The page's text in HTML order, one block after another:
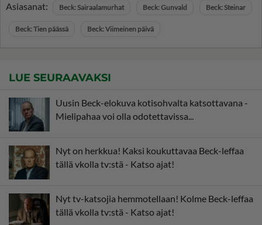
Asiasanat: Beck: Sairaalamurhat Beck: Gunvald Beck: Steinar
Beck: Tien päässä Beck: Viimeinen päivä
LUE SEURAAVAKSI
Uusin Beck-elokuva kotisohvalta katsottavana -
Mielipahaa voi olla odotettavissa...
Nyt on herkkua! Kaksi koukuttavaa Beck-leffaa
tällä vkolla tv:stä - Katso ajat!
Nyt tv-katsojia hemmotellaan! Kolme Beck-leffaa
tällä vkolla tv:stä - Katso ajat!